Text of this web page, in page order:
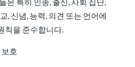
, 신념, 능력, 의견 또는 언어에
칙을 준수합니다.
호